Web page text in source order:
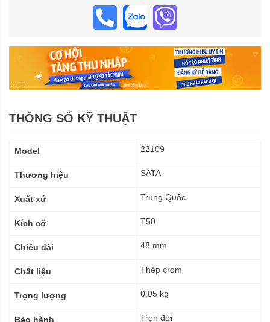
THÔNG SỐ KỸ THUẬT
kỹ
Model 22109
Thương hiệu SATA
Xuất xứ Trung Quốc
Kích cỡ T50
Chiều dài 48 mm
Chất liệu Thép crom
Trọng lượng 0,05 kg
Bảo hành Trọn đời